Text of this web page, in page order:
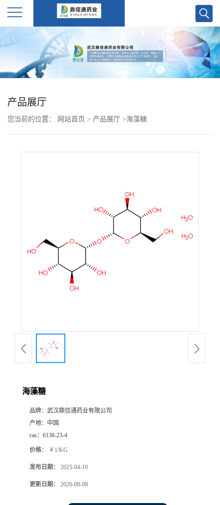
公
产
产品展厅
您当前的位置： 网站首页 > 产品展厅 >海藻糖
海藻糖
品牌： 武汉鼎信通药业有限公司
产地： 中国
cas： 6138-23-4
价格： ￥1/KG
发布日期： 2025-04-10
更新日期： 2026-08-08